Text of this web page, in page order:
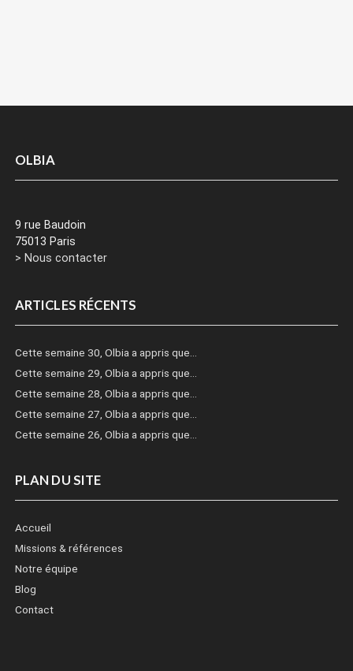
OLBIA
9 rue Baudoin
75013 Paris
> Nous contacter
ARTICLES RÉCENTS
Cette semaine 30, Olbia a appris que…
Cette semaine 29, Olbia a appris que…
Cette semaine 28, Olbia a appris que…
Cette semaine 27, Olbia a appris que…
Cette semaine 26, Olbia a appris que…
PLAN DU SITE
Accueil
Missions & références
Notre équipe
Blog
Contact